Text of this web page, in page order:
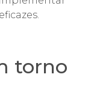
torno